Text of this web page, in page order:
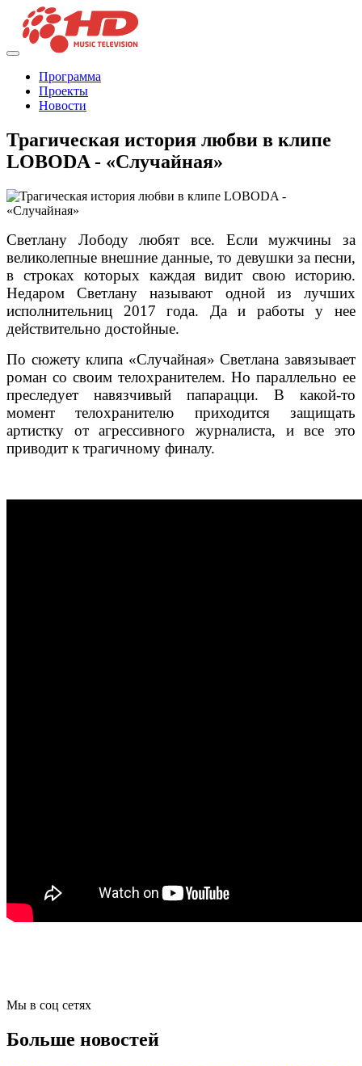
Программа
Проекты
Новости
Трагическая история любви в клипе
LOBODA - «Случайная»
Светлану Лободу любят все. Если мужчины за
великолепные внешние данные, то девушки за песни,
в строках которых каждая видит свою историю.
Недаром Светлану называют одной из лучших
исполнительниц 2017 года. Да и работы у нее
действительно достойные.
По сюжету клипа «Случайная» Светлана завязывает
роман со своим телохранителем. Но параллельно ее
преследует навязчивый папарацци. В какой-то
момент телохранителю приходится защищать
артистку от агрессивного журналиста, и все это
приводит к трагичному финалу.
Мы в соц сетях
Больше новостей